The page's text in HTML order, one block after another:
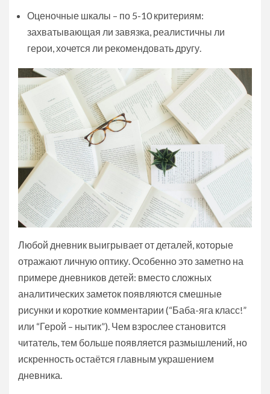
Оценочные шкалы – по 5-10 критериям:
захватывающая ли завязка, реалистичны ли
герои, хочется ли рекомендовать другу.
Любой дневник выигрывает от деталей, которые
отражают личную оптику. Особенно это заметно на
примере дневников детей: вместо сложных
аналитических заметок появляются смешные
рисунки и короткие комментарии (“Баба-яга класс!”
или “Герой – нытик”). Чем взрослее становится
читатель, тем больше появляется размышлений, но
искренность остаётся главным украшением
дневника.